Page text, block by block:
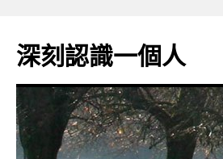
主
要
深刻認識一個人